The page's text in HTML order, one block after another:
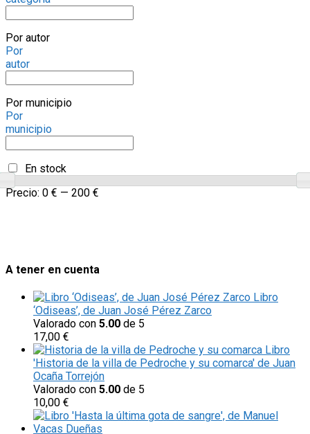
Por autor
Por
autor
Por municipio
Por
municipio
En stock
Precio: 0 € — 200 €
A tener en cuenta
Libro
‘Odiseas’, de Juan José Pérez Zarco
Valorado con 5.00 de 5
17,00 €
Libro
'Historia de la villa de Pedroche y su comarca' de Juan
Ocaña Torrejón
Valorado con 5.00 de 5
10,00 €